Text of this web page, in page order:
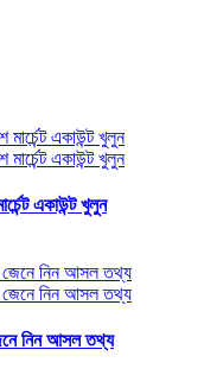
একাউন্ট খুলুন
নিন আসল তথ্য